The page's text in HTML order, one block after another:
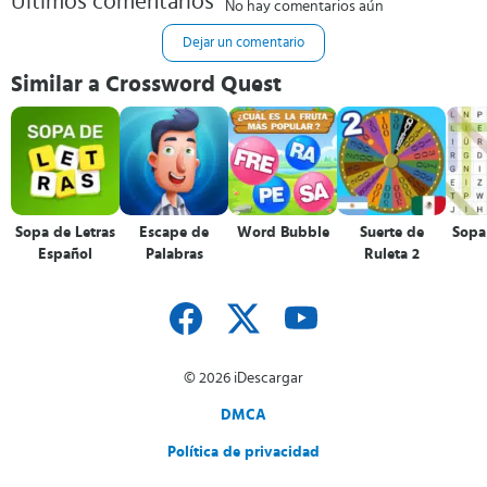
No hay comentarios aún
Dejar un comentario
Similar a Crossword Quest
Sopa de Letras
Español
Escape de
Palabras
Word Bubble
Suerte de
Ruleta 2
© 2026 iDescargar
DMCA
Política de privacidad